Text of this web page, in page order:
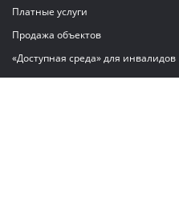
Платные услуги
Продажа объектов
«Доступная среда» для инвалидов